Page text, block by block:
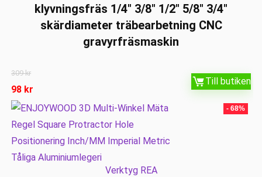
klyvningsfräs 1/4″ 3/8″ 1/2″ 5/8″ 3/4″
skärdiameter träbearbetning CNC
gravyrfräsmaskin
309kr
98 kr
Till butiken
- 68%
Verktyg REA